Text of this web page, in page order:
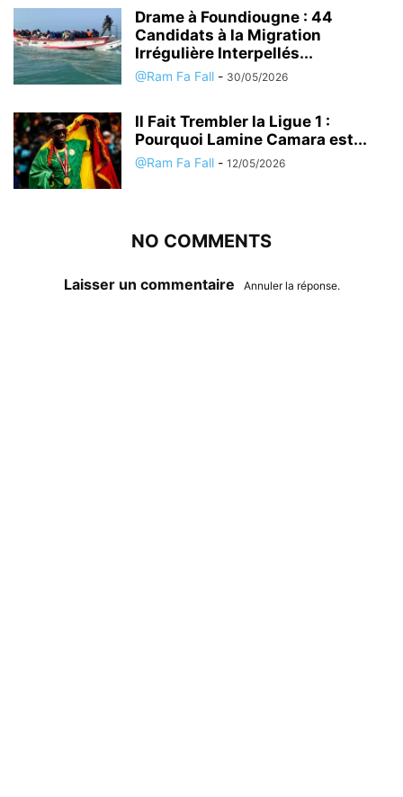
Drame à Foundiougne : 44
Candidats à la Migration
Irrégulière Interpellés...
@Ram Fa Fall - 30/05/2026
Il Fait Trembler la Ligue 1 :
Pourquoi Lamine Camara est...
@Ram Fa Fall - 12/05/2026
NO COMMENTS
Laisser un commentaire Annuler la réponse.